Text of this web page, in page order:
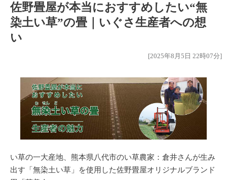
佐野畳屋が本当におすすめしたい“無
染土い草”の畳｜いぐさ生産者への想
い
[2025年8月5日 22時07分]
い草の一大産地、熊本県八代市のい草農家：倉井さんが生み
出す「無染土い草」を使用した佐野畳屋オリジナルブランド